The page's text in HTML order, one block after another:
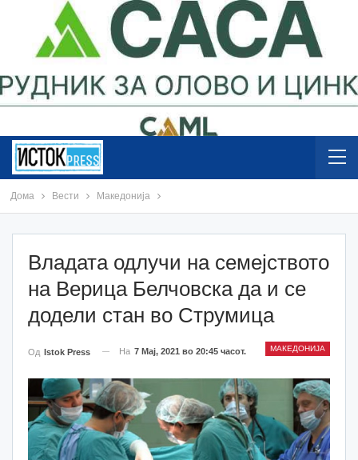
Дома Вести Македонија
Владата одлучи на семејството
на Верица Белчовска да и се
додели стан во Струмица
МАКЕДОНИЈА
Од Istok Press На 7 Мај, 2021 во 20:45 часот.